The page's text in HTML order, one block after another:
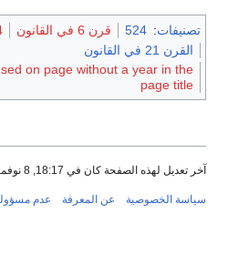
تصنيفات:
524 قرن 6 في القانون
القرن 21 في القانون
on page without a year in the
page title
آخر تعديل لهذه الصفحة كان في 18:17, 8 نوفمبر 2013.
سياسة الخصوصية عن المعرفة عدم